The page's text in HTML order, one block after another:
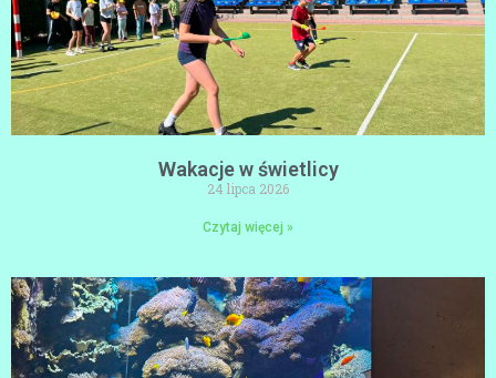
Wakacje w świetlicy
24 lipca 2026
Czytaj więcej »